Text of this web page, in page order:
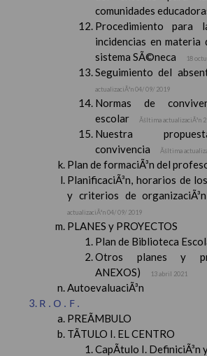
comunidades
Procedimiento para
incidencias en materia
sistema SÃ©neca
18
Seguimiento del
actualizaciÃ³n 04/ 09/ 2019
Normas de
escolar
Ãšltima actualizaciÃ³n
Nuestra
convivencia
Ãšltima
Plan de formaciÃ³n del
PlanificaciÃ³n, horarios de
y criterios de
actualizaciÃ³n 04/ 09/ 2019
PLANES y PROYECTOS
Plan de Biblioteca
Otros planes y
ANEXOS)
13 abril 2021
AutoevaluaciÃ³n
R.O.F.
PREÃMBULO
TÃTULO I. EL CENTRO
CapÃ­tulo I. DefiniciÃ³n